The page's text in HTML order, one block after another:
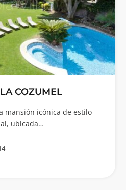
COZUMEL
mansión icónica de estilo
ubicada…